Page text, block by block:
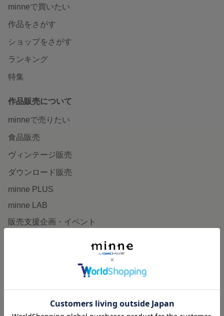
minneで買いたい
作品をさがす
ショップをさがす
ランキング
特集
作品販売について
minneで売りたい
食品販売
ヴィンテージ販売
ダウンロード販売
minne PLUS
minne LAB
販売支援企画・イベント
minneとものづくりと